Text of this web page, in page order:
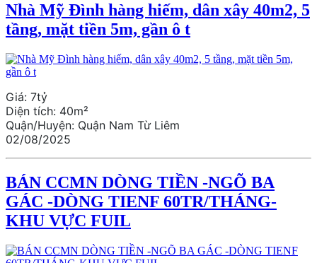
Nhà Mỹ Đình hàng hiếm, dân xây 40m2, 5
tầng, mặt tiền 5m, gần ô t
Giá: 7tỷ
Diện tích: 40m²
Quận/Huyện: Quận Nam Từ Liêm
02/08/2025
BÁN CCMN DÒNG TIỀN -NGÕ BA
GÁC -DÒNG TIENF 60TR/THÁNG-
KHU VỰC FUIL